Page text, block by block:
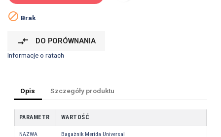
 Brak
compare_arrows DO PORÓWNANIA
Informacje o ratach
Opis Szczegóły produktu
PARAMETR WARTOŚĆ
NAZWA Bagażnik Merida Universal